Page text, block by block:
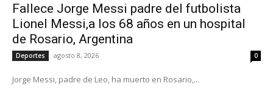
Fallece Jorge Messi padre del futbolista
Lionel Messi,a los 68 años en un hospital
de Rosario, Argentina
Deportes agosto 8, 2026 0
Jorge Messi, padre de Leo, ha muerto en Rosario,...